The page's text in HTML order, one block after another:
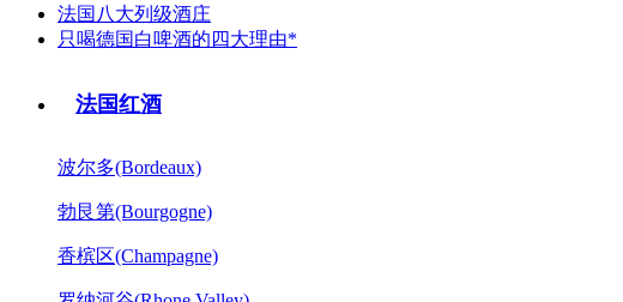
法国八大列级酒庄
只喝德国白啤酒的四大理由*
法国红酒
波尔多(Bordeaux)
勃艮第(Bourgogne)
香槟区(Champagne)